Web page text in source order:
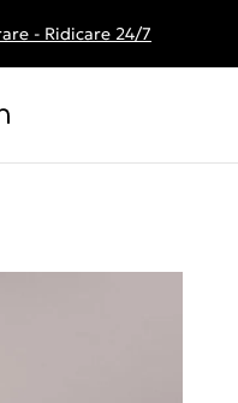
250 RON
- Ridicare 24/7